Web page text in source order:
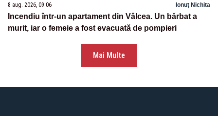
8 aug. 2026, 09:06 Ionuț Nichita
Incendiu într-un apartament din Vâlcea. Un bărbat a
murit, iar o femeie a fost evacuată de pompieri
Mai Multe